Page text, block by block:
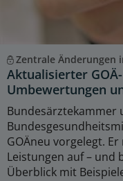
Zentrale Änderungen
Aktualisierter
Umbewertungen
Bundesärztekammer
GOÄneu vorgelegt.
Leistungen auf – und
Überblick mit